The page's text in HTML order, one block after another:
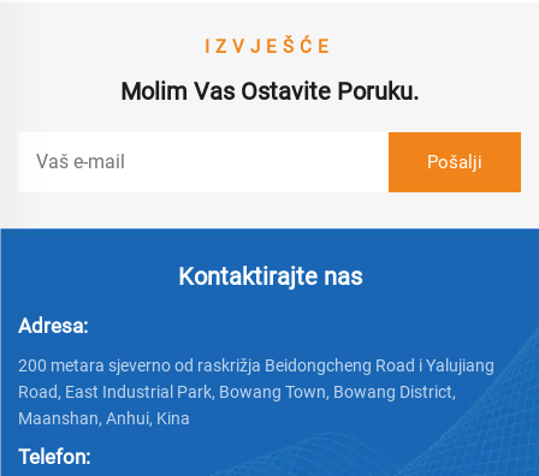
IZVJEŠĆE
Molim Vas Ostavite Poruku.
Kontaktirajte nas
Adresa:
200 metara sjeverno od raskrižja Beidongcheng Road i Yalujiang
Road, East Industrial Park, Bowang Town, Bowang District,
Maanshan, Anhui, Kina
Telefon: